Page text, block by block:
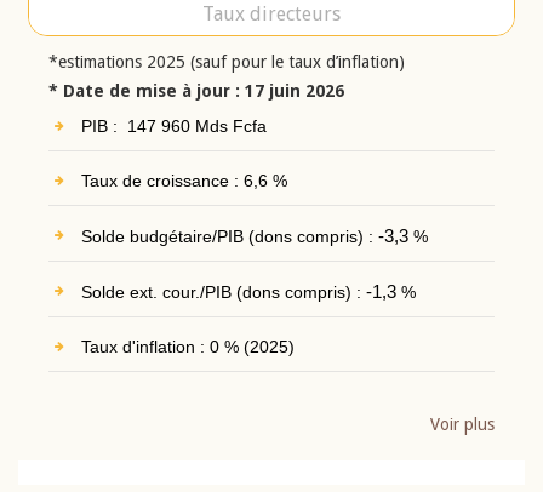
Taux directeurs
*estimations 2025 (sauf pour le taux d’inflation)
* Date de mise à jour : 17 juin 2026
PIB : 147 960 Mds Fcfa
Taux de croissance : 6,6 %
Solde budgétaire/PIB (dons compris) : -3,3%
Solde ext. cour./PIB (dons compris) : -1,3%
Taux d'inflation : 0 % (2025)
Voir plus